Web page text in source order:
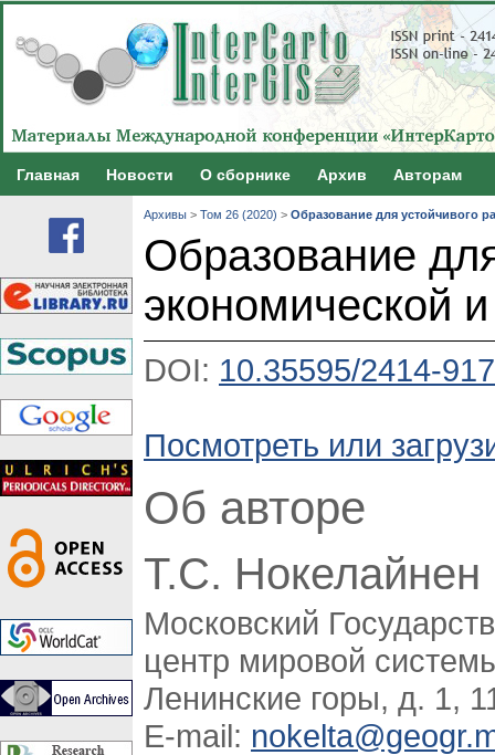
Главная Новости О сборнике Архив Авторам
Архивы > Том 26 (2020) > Образование для устойчивого
Образование
экономической
DOI: 10.35595/2414-
Посмотреть или
Об авторе
Т.С. Нокелайнен
Московский
центр мировой
Ленинские горы, д. 1,
E-mail: